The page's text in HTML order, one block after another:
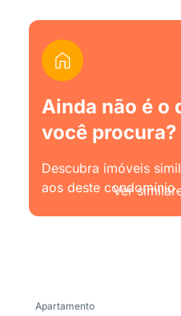
Ainda não é o
você procura?
Descubra imóveis
aos deste condomínio.
Ver
Apartamento